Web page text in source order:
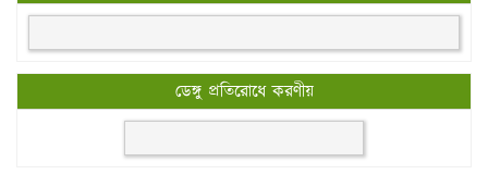
ডেঙ্গু প্রতিরোধে করণীয়